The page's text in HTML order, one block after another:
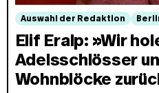
Auswahl der Redaktion
Elif Eralp: »Wir
Adelsschlösser
Wohnblöcke